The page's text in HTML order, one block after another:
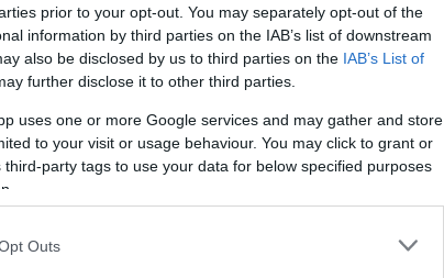
prior to your opt-out. You may separately opt-out of the
information by third parties on the IAB’s list of downstream
also be disclosed by us to third parties on the IAB’s List of
further disclose it to other third parties.
uses one or more Google services and may gather and store
to your visit or usage behaviour. You may click to grant or
party tags to use your data for below specified purposes
Outs